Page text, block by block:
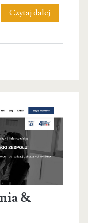
Czytaj dalejEverte
Lublin.
Services.
&